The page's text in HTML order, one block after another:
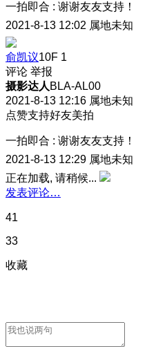
一拍即合 : 谢谢友友支持！
2021-8-13 12:02 属地未知
俞凯议10F 1
评论 举报
摄影达人 BLA-AL00
2021-8-13 12:16 属地未知
点赞支持好友美拍
一拍即合 : 谢谢友友支持！
2021-8-13 12:29 属地未知
正在加载, 请稍候...
发表评论…
41
33
收藏